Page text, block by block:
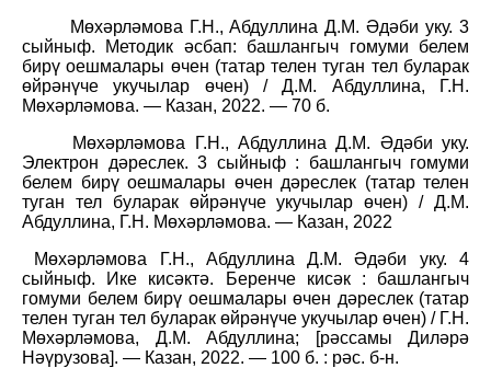
Мөхәрләмова Г.Н., Абдуллина Д.М. Әдәби уку. 3
сыйныф. Методик әсбап: башлангыч гомуми белем
бирү оешмалары өчен (татар телен туган тел буларак
өйрәнүче укучылар өчен) / Д.М. Абдуллина, Г.Н.
Мөхәрләмова. — Казан, 2022. — 70 б.
Мөхәрләмова Г.Н., Абдуллина Д.М. Әдәби уку.
Электрон дәреслек. 3 сыйныф : башлангыч гомуми
белем бирү оешмалары өчен дәреслек (татар телен
туган тел буларак өйрәнүче укучылар өчен) / Д.М.
Абдуллина, Г.Н. Мөхәрләмова. — Казан, 2022
Мөхәрләмова Г.Н., Абдуллина Д.М. Әдәби уку. 4
сыйныф. Ике кисәктә. Беренче кисәк : башлангыч
гомуми белем бирү оешмалары өчен дәреслек (татар
телен туган тел буларак өйрәнүче укучылар өчен) / Г.Н.
Мөхәрләмова, Д.М. Абдуллина; [рәссамы Диләрә
Нәүрузова]. — Казан, 2022. — 100 б. : рәс. б-н.